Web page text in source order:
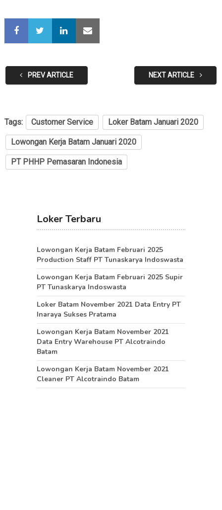
PREV ARTICLE NEXT ARTICLE
Tags: Customer Service Loker Batam Januari 2020
Lowongan Kerja Batam Januari 2020
PT PHHP Pemasaran Indonesia
Loker Terbaru
Lowongan Kerja Batam Februari 2025
Production Staff PT Tunaskarya Indoswasta
Lowongan Kerja Batam Februari 2025 Supir
PT Tunaskarya Indoswasta
Loker Batam November 2021 Data Entry PT
Inaraya Sukses Pratama
Lowongan Kerja Batam November 2021
Data Entry Warehouse PT Alcotraindo
Batam
Lowongan Kerja Batam November 2021
Cleaner PT Alcotraindo Batam